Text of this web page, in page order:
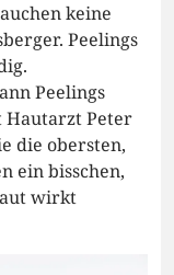
keine
Peelings
Peelings
Hautarzt Peter
die obersten,
ein bisschen,
wirkt